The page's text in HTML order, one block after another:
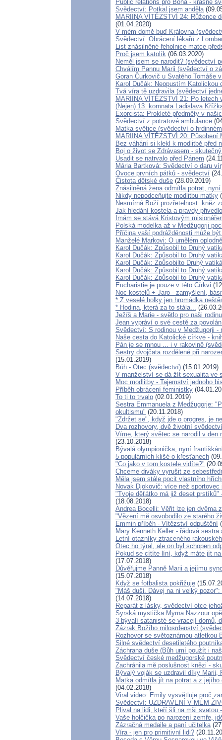
Public relations pro Boha - krásné
Svědectví: Potkal jsem anděla
MARIINA VÍTĚZSTVÍ 24: Růžence
(01.04.2020)
V mém domě buď Královna
Svědectví: Obrácení lékařů z
List znásilněné řeholnice matce
Proč jsem katolík (06.03.2020)
Neměl jsem se narodit? (svědectví
Chválím Pannu Marii (svědectví o
Goran Čurkovič u Svatého Tomáše
Karol Dučák: Neopustím Katolickou
Tvá víra tě uzdravila (svědectví
MARIINA VÍTĚZSTVÍ 21: Po
(Nejen) 13. komnata Ladislava
Exorcista: Prokleté předměty v
Svědectví z potratové ambulance
Matka světice (svědectví o
MARIINA VÍTĚZSTVÍ 20:
Bez váhání si klekl k modlitbě před
Boj o život se Zdrávasem -
Usadit se natrvalo před Pánem
Mária Bartková: Svědectví o daru
Ovoce prvních pátků - svědectví
Čistota dětské duše (28.09.2019)
Znásilněná žena odmítla potrat,
Nikdy nepodceňujte modlitbu matky
Nesmírná Boží prozřetelnost: kněz
Jak hledání kostela a pravdy
Imám se stává Kristovým
Polská modelka až v Medžugorji
Příčina vaší podrážděnosti může
Manželé Markovi: O umělém
Karol Dučák: Způsobil to Druhý
Karol Dučák: Způsobil to Druhý
Karol Dučák: Způsobilto Druhý
Karol Dučák: Způsobil to Druhý
Karol Dučák: Způsobil to Druhý
Eucharistie je pouze v této Církvi
Noc kostelů + Jaro - zamyšlení,
* Z veselé holky jen hromádka
* Hodina, která za to stála...
Ježíš a Marie - světlo pro naši
Jean vypráví o své cestě za
Svědectví: S rodinou v Medžugorji -
Naše cesta do Katolické církve -
Pán je se mnou ... i v rakovině
Sestry dvojčata rozdělené při
(15.01.2019)
Bůh - Otec (svědectví) (15.01.2019)
V manželství se dá žít sexualita ve
Moc modlitby - Tajemství jednoho
Příběh obrácení feministky
To ti to trvalo (02.01.2019)
Sestra Emmanuela z Medžugorje:
okultismu" (20.11.2018)
"Zdržet se", když jde o progres, je
Dva rozhovory, dvě životní
Víme, který světec se narodil v den
(23.10.2018)
Bývalá olympionička, nyní
5 populárních klišé o křesťanech
"Co jako v tom kostele vidíte?"
Chceme diváky vyrušit ze
Měla jsem stále pocit vlastního
Novak Djokovič: více než sportovec
"Tvoje děťátko má již deset prstíků"
(18.08.2018)
Andrea Bocelli: Věřit lze jen dvěma
"Vězení mě osvobodilo ze starého
Emmin příběh - Vítězství odpuštění
Mary Kenneth Keller - řádová
Letní otazníky ztraceného
Otec ho týral, ale on byl schopen
Pokud se cítíte líní, když máte jít
(17.07.2018)
Důvěřujme Panně Marii a jejímu
(15.07.2018)
Když se fotbalista pokřižuje
"Máš duši. Dávej na ni velký
(14.07.2018)
Reparát z lásky, svědectví otce
Syrská mystička Myrna Nazzour
3 bývalí satanisté se vracejí domů,
Zázrak Božího milosrdenství
Rozhovor se světoznámou atletkou
Silné svědectví desetiletého
Záchrana duše (Bůh umí použít i
Svědectví české medžugorské
Zachránila mě poslušnost knězi -
Bývalý voják se uzdravil díky Marii,
Matka odmítla jít na potrat a z
(04.02.2018)
Viral video: Emily vysvětluje proč
Svědectví: UZDRAVENÍ V MÉM
Plival na lidi, kteří šli na mši svatou
Vaše holčička po narození zemře,
Zázračná medaile a paní učitelka
Víra - jen pro primitivní lidi?